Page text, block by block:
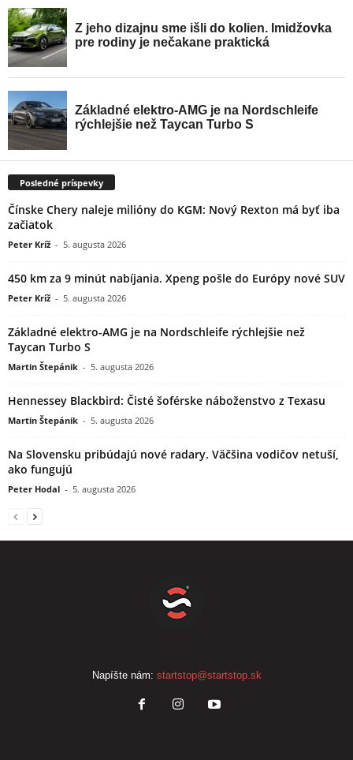
Posledné príspevky
Čínske Chery naleje milióny do KGM: Nový Rexton má byť iba
začiatok
Peter Kríž - 5. augusta 2026
450 km za 9 minút nabíjania. Xpeng pošle do Európy nové SUV
Peter Kríž - 5. augusta 2026
Základné elektro-AMG je na Nordschleife rýchlejšie než
Taycan Turbo S
Martin Štepánik - 5. augusta 2026
Hennessey Blackbird: Čisté šoférske náboženstvo z Texasu
Martin Štepánik - 5. augusta 2026
Na Slovensku pribúdajú nové radary. Väčšina vodičov netuší,
ako fungujú
Peter Hodal - 5. augusta 2026
Napíšte nám: startstop@startstop.sk